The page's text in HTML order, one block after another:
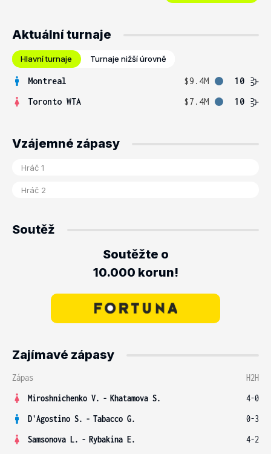
Aktuální turnaje
Hlavní turnaje Turnaje nižší úrovně
Montreal $9.4M
10
Toronto WTA
$7.4M 10
Vzájemné zápasy
Soutěž
Soutěžte o
10.000 korun!
Zajímavé zápasy
Zápas
H2H
Miroshnichenko V. - Khatamova S.
4-0
D'Agostino S. - Tabacco G.
0-3
Samsonova L. - Rybakina E.
4-2